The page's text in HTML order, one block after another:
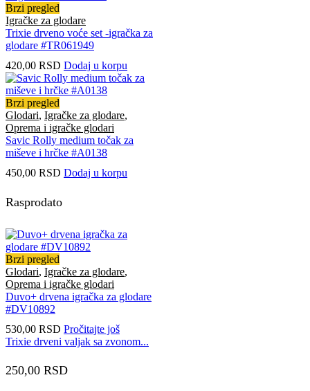
Brzi pregled
Igračke za glodare
Trixie drveno voće set -igračka za
glodare #TR061949
420,00 RSD Dodaj u korpu
Brzi pregled
Glodari, Igračke za glodare,
Oprema i igračke glodari
Savic Rolly medium točak za
miševe i hrčke #A0138
450,00 RSD Dodaj u korpu
Rasprodato
Brzi pregled
Glodari, Igračke za glodare,
Oprema i igračke glodari
Duvo+ drvena igračka za glodare
#DV10892
530,00 RSD Pročitajte još
Trixie drveni valjak sa zvonom...
250,00 RSD